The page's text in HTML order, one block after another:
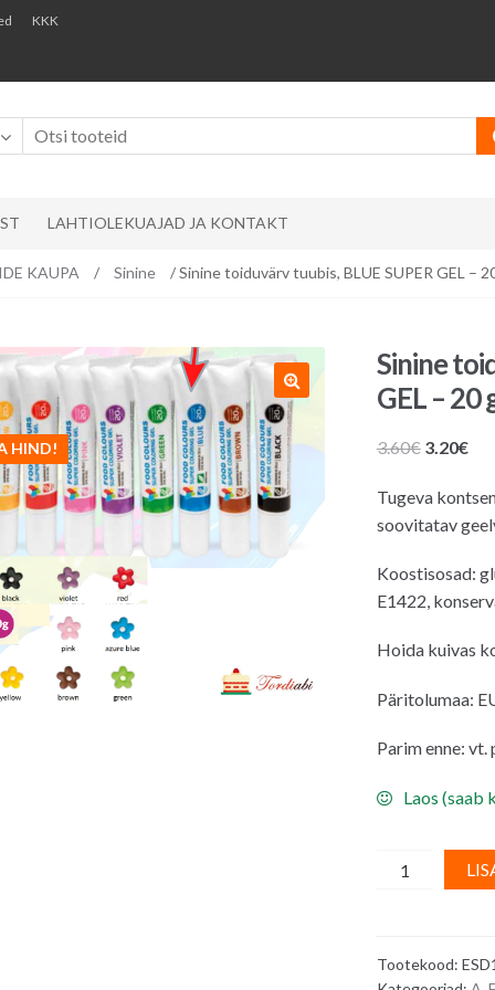
KKK
LAHTIOLEKUAJAD JA KONTAKT
KAUPA / Sinine / Sinine toiduvärv tuubis, BLUE SUPER GEL –
HIND!
Sinine
GEL – 20
3.60€ Algne
oli:
3.60€.
3.20€
on:
Tugeva
soovitatav
Koostisosad:
E1422,
Hoida kuivas
Päritolumaa:
Parim enne: vt.
Laos (saab
Sinine
toiduvärv
SUPER
Tootekood: